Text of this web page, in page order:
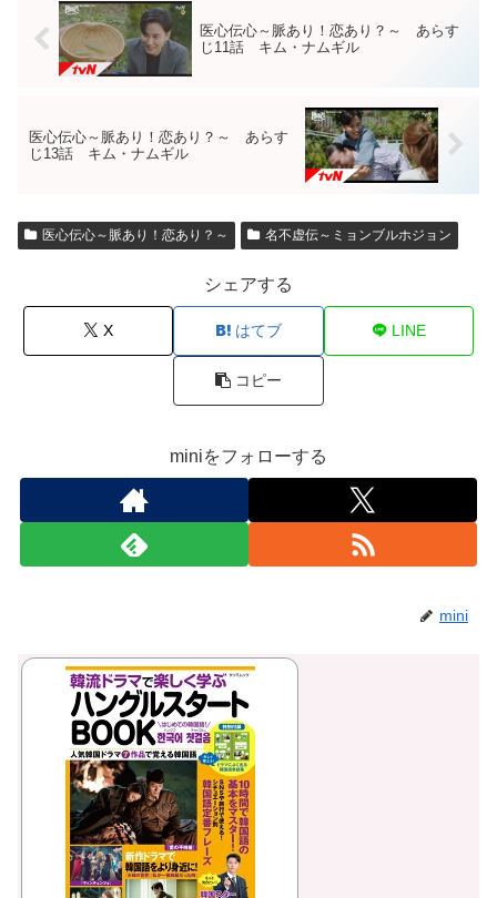
医心伝心～脈あり！恋あり？～ あらす
じ11話 キム・ナムギル
医心伝心～脈あり！恋あり？～ あらす
じ13話 キム・ナムギル
医心伝心～脈あり！恋あり？～ 名不虚伝～ミョンブルホジョン
シェアする
X はてブ LINE
コピー
miniをフォローする
mini